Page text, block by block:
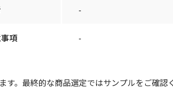
-
項 -
。最終的な商品選定ではサンプルをご確認